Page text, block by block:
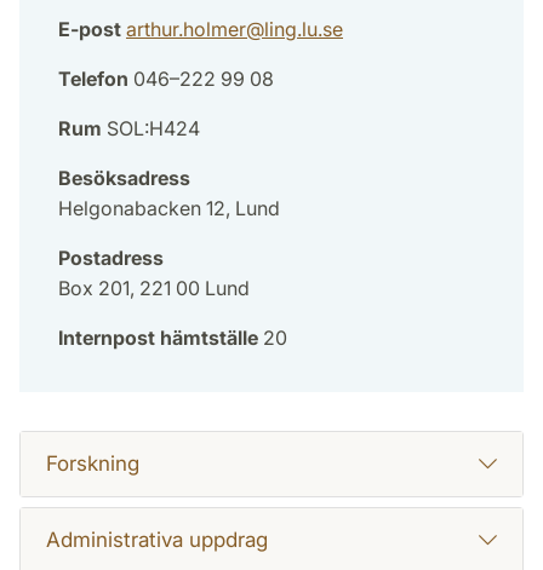
E-post arthur.holmer@ling.lu.se
Telefon 046–222 99 08
Rum SOL:H424
Besöksadress
Helgonabacken 12, Lund
Postadress
Box 201, 221 00 Lund
Internpost hämtställe 20
Forskning
Administrativa uppdrag